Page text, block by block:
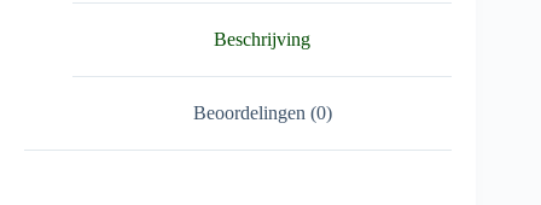
Beschrijving
Beoordelingen (0)